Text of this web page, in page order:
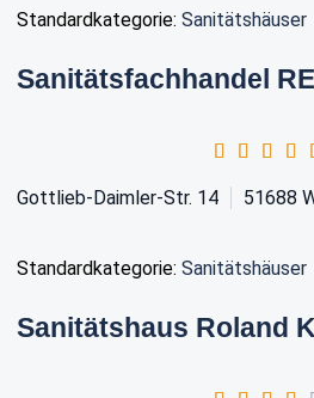
Standardkategorie: Sanitätshäuser
Sanitätsfachhandel
Gottlieb-Daimler-Str. 14 51688
Standardkategorie: Sanitätshäuser
Sanitätshaus Roland